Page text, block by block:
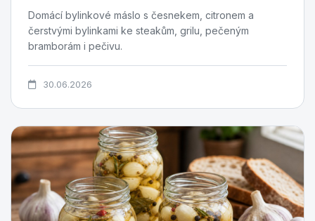
Domácí bylinkové máslo s česnekem, citronem a
čerstvými bylinkami ke steakům, grilu, pečeným
bramborám i pečivu.
30.06.2026